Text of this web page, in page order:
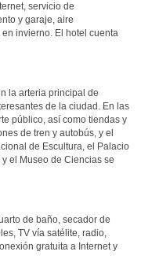
servicio de
y garaje, aire
invierno. El hotel cuenta
la arteria principal de
de la ciudad. En las
público, así como tiendas y
de tren y autobús, y el
de Escultura, el Palacio
el Museo de Ciencias se
de baño, secador de
TV vía satélite, radio,
gratuita a Internet y